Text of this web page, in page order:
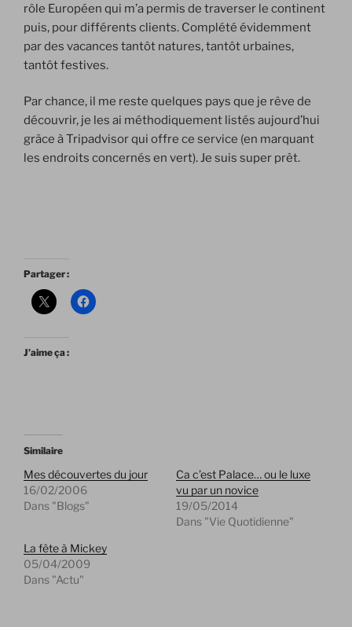
rôle Européen qui m’a permis de traverser le continent
puis, pour différents clients. Complété évidemment
par des vacances tantôt natures, tantôt urbaines,
tantôt festives.
Par chance, il me reste quelques pays que je rêve de
découvrir, je les ai méthodiquement listés aujourd’hui
grâce à Tripadvisor qui offre ce service (en marquant
les endroits concernés en vert). Je suis super prêt.
Partager :
J’aime ça :
Similaire
Mes découvertes du jour
16/02/2006
Dans "Blogs"
Ca c’est Palace… ou le luxe
vu par un novice
19/05/2014
Dans "Vie Quotidienne"
La fête à Mickey
05/04/2009
Dans "Actu"